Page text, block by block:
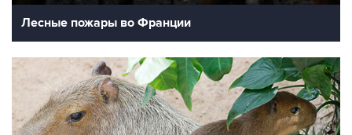
Лесные пожары во Франции